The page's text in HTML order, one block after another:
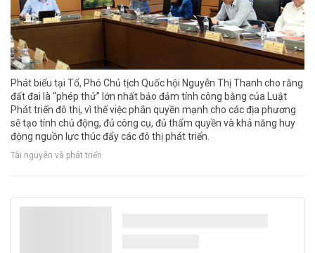
Phát biểu tại Tổ, Phó Chủ tịch Quốc hội Nguyễn Thị Thanh cho rằng
đất đai là “phép thử” lớn nhất bảo đảm tính công bằng của Luật
Phát triển đô thị, vì thế việc phân quyền mạnh cho các địa phương
sẽ tạo tính chủ động, đủ công cụ, đủ thẩm quyền và khả năng huy
động nguồn lực thúc đẩy các đô thị phát triển.
Tài nguyên và phát triển